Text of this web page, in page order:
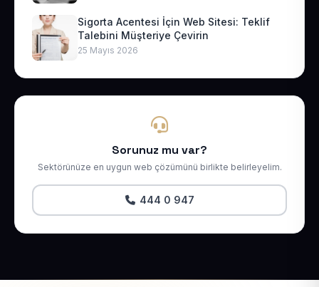
Sigorta Acentesi İçin Web Sitesi: Teklif
Talebini Müşteriye Çevirin
25 Mayıs 2026
Sorunuz mu var?
Sektörünüze en uygun web çözümünü birlikte belirleyelim.
444 0 947